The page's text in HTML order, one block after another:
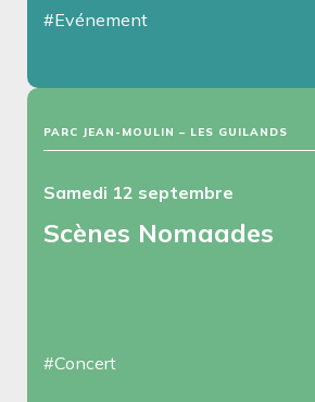
#Evénement
PARC JEAN-MOULIN – LES GUILANDS
Samedi 12 septembre
Scènes Nomaades
#Concert